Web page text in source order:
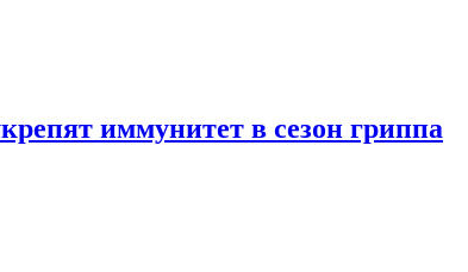
иммунитет в сезон гриппа